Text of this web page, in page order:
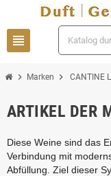
view_headline
chevron_right Marken chevron_right CANTINE
ARTIKEL DER
Diese Weine sind das
Verbindung mit
Abfüllung. Ziel dieser